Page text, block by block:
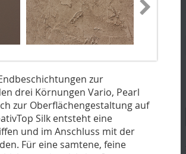
zur
drei Körnungen Vario, Pearl
zur Oberflächengestaltung auf
Silk entsteht eine
und im Anschluss mit der
Für eine samtene, feine